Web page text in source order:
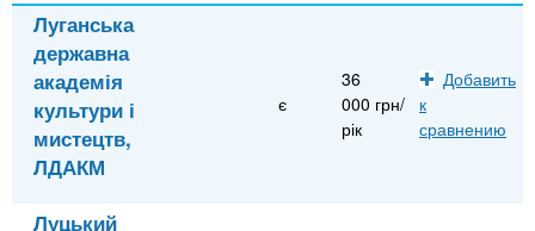
Луганська
державна
академія
культури і
мистецтв,
ЛДАКМ
є
36
000 грн/
рік
Добавить
к
сравнению
Луцький